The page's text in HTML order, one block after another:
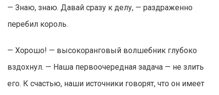
— Знаю, знаю. Давай сразу к делу, — раздраженно
перебил король.
— Хорошо! — высокоранговый волшебник глубоко
вздохнул. — Наша первоочередная задача — не злить
его. К счастью, наши источники говорят, что он имеет